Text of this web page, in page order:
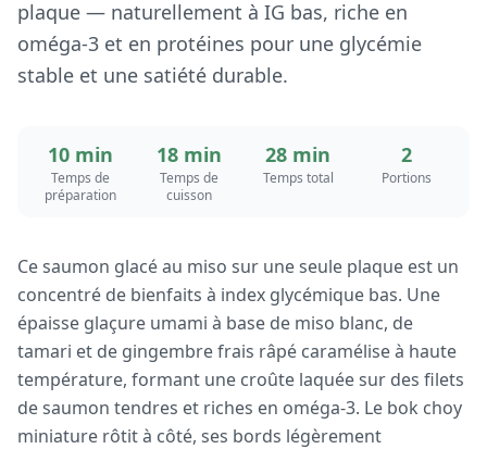
plaque — naturellement à IG bas, riche en
oméga-3 et en protéines pour une glycémie
stable et une satiété durable.
10 min
Temps de
préparation
18 min
Temps de
cuisson
28 min
Temps total
2
Portions
Ce saumon glacé au miso sur une seule plaque est un
concentré de bienfaits à index glycémique bas. Une
épaisse glaçure umami à base de miso blanc, de
tamari et de gingembre frais râpé caramélise à haute
température, formant une croûte laquée sur des filets
de saumon tendres et riches en oméga-3. Le bok choy
miniature rôtit à côté, ses bords légèrement